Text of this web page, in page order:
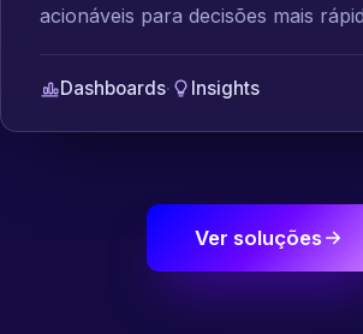
acionáveis para decisões mais
Dashboards· Insights
Ver soluções